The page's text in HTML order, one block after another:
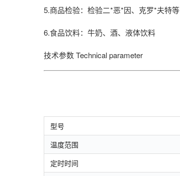
5.商品检验：检验二*恶*因、克罗*夫特等
6.食品饮料：牛奶、酒、液体饮料
技术参数Technical parameter
型号
温度范围
定时时间